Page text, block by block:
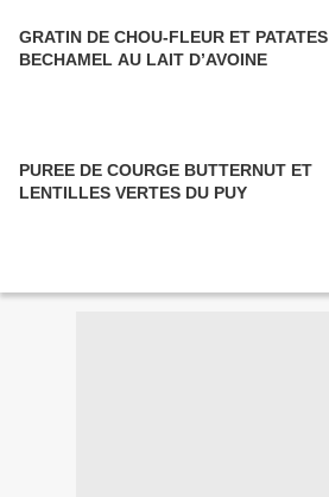
GRATIN DE CHOU-FLEUR ET PATATES
BECHAMEL AU LAIT D’AVOINE
PUREE DE COURGE BUTTERNUT ET
LENTILLES VERTES DU PUY